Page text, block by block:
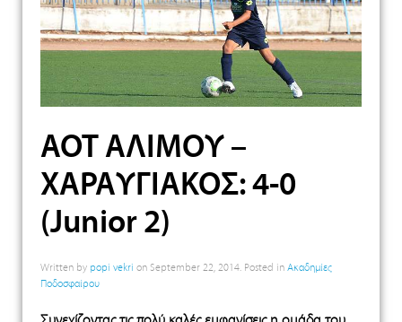
ΑΟΤ ΑΛΙΜΟΥ –
ΧΑΡΑΥΓΙΑΚΟΣ: 4-0
(Junior 2)
Written by popi vekri on September 22, 2014. Posted in Ακαδημίες
Ποδοσφαίρου